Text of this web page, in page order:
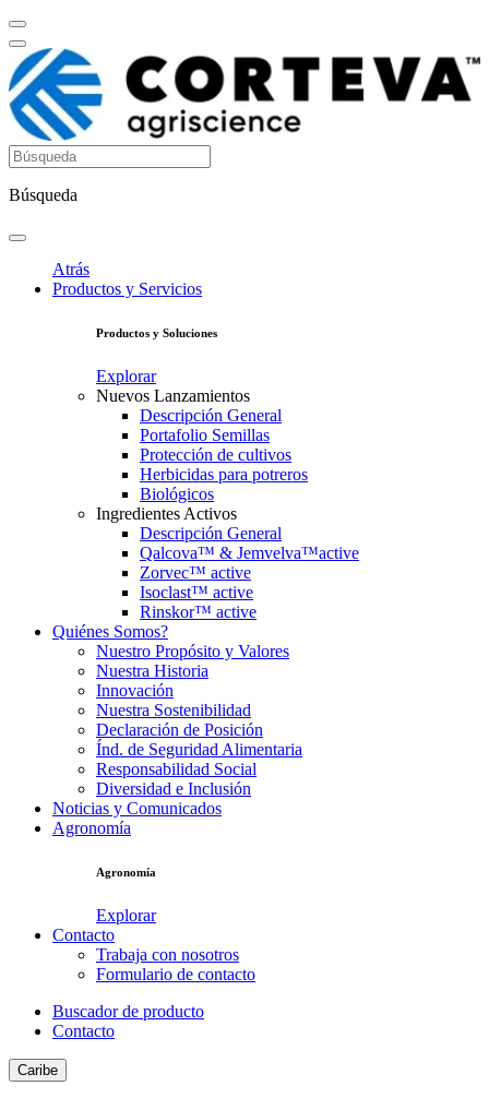
Búsqueda
Atrás
Productos y Servicios
Productos y Soluciones
Explorar
Nuevos Lanzamientos
Descripción General
Portafolio Semillas
Protección de cultivos
Herbicidas para potreros
Biológicos
Ingredientes Activos
Descripción General
Qalcova™ & Jemvelva™active
Zorvec™ active
Isoclast™ active
Rinskor™ active
Quiénes Somos?
Nuestro Propósito y Valores
Nuestra Historia
Innovación
Nuestra Sostenibilidad
Declaración de Posición
Índ. de Seguridad Alimentaria
Responsabilidad Social
Diversidad e Inclusión
Noticias y Comunicados
Agronomía
Agronomía
Explorar
Contacto
Trabaja con nosotros
Formulario de contacto
Buscador de producto
Contacto
Caribe